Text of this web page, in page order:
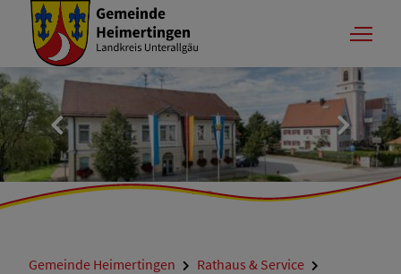
Gemeinde Heimertingen
Rathaus & Service